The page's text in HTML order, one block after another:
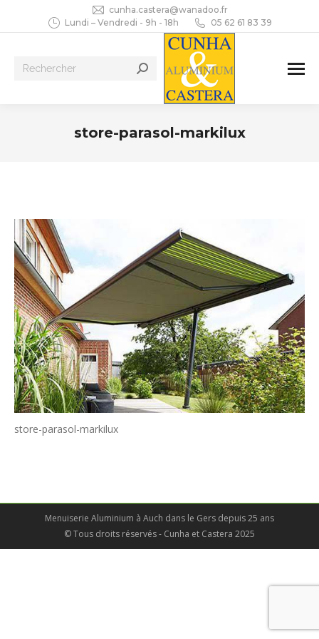
cunha.castera@wanadoo.fr
Lundi – Vendredi - 9h - 18h
05 62 61 83 39
Recherche
store-parasol-markilux
store-parasol-markilux
Menuiserie Aluminium à Auch dans le Gers depuis 25 ans
© Tous droits réservés - Cunha et Castera 2025